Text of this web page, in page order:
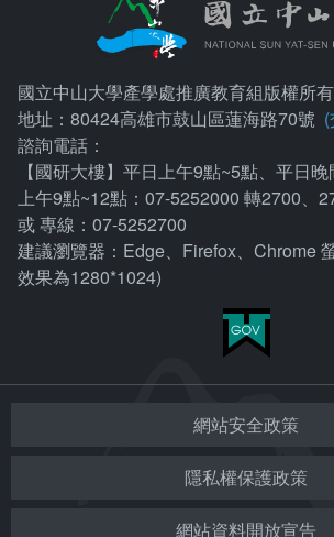
國立中山大學產學處推廣教育組版權所有
地址：80424高雄市鼓山區蓮海路70號
諮詢電話：
【國研大樓】平日上午9點~5點、平日
上午9點~12點：07-5252000 轉2700、
或 專線：07-5252700
建議瀏覽器：Edge、Firefox、Chrome
效果為1280*1024)
網站安全政策
隱私權保護政策
網站資料開放宣告